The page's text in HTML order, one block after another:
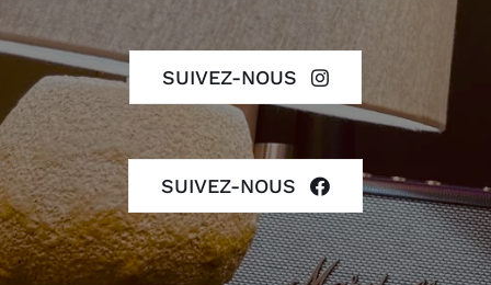
SUIVEZ-NOUS
SUIVEZ-NOUS